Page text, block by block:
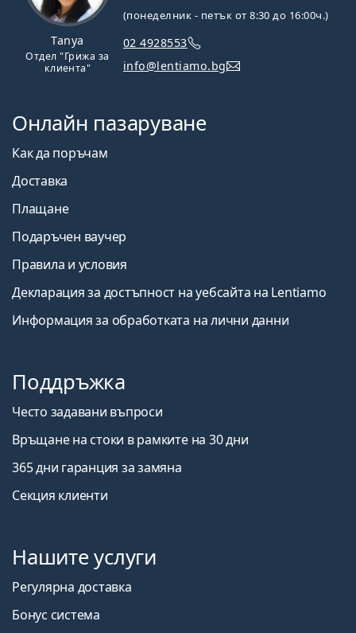
Tanya
Отдел "Грижа за
клиента"
(понеделник - петък от 8:30 до 16:00ч.)
02 4928553
info@lentiamo.bg
Онлайн пазаруване
Как да поръчам
Доставка
Плащане
Подаръчен ваучер
Правила и условия
Декларация за достъпност на уебсайта на Lentiamo
Информация за обработката на лични данни
Поддръжка
Често задавани въпроси
Връщане на стоки в рамките на 30 дни
365 дни гаранция за замяна
Секция клиенти
Нашите услуги
Регулярна доставка
Бонус система